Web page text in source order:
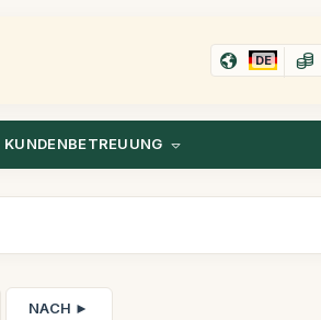
DE
KUNDENBETREUUNG
NACH ►